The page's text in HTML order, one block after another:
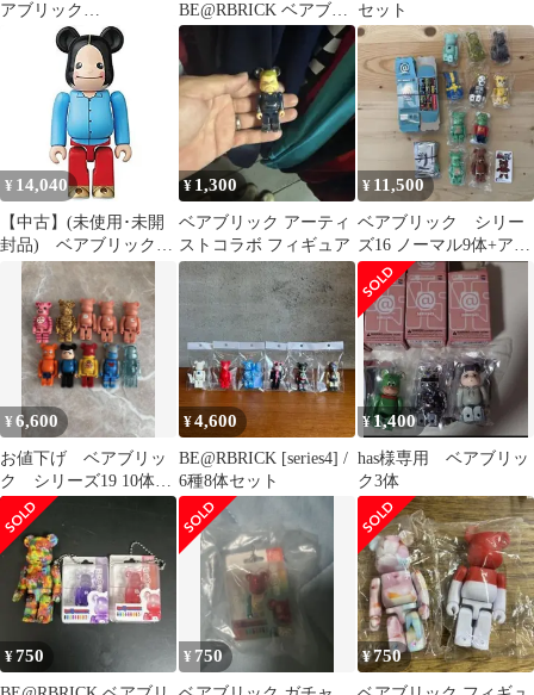
アブリック
BE@RBRICK SERIES
34 単品販売：永野
BE@RBRICK ベアブリ
ック シリーズ8 アーテ
ィスト H8GRAPHIX
【038-260629-AS-3-
min】
セット
¥ 14,040
【中古】(未使用･未開
封品) ベアブリック
BE@RBRICK SERIES
34 単品販売：永野
wyeba8q
¥ 1,300
ベアブリック アーティ
ストコラボ フィギュア
¥ 11,500
ベアブリック シリー
ズ16 ノーマル9体+アー
ティスト裏1体の10体セ
ット
¥6,600
お値下げ ベアブリッ
ク シリーズ19 10体セ
ット
¥4,600
BE@RBRICK [series4] /
6種8体セット
¥1,400
has様専用 ベアブリッ
ク3体
¥750 ¥ 750 ¥750